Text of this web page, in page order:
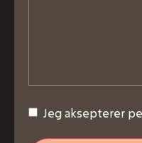
Consent*
Jeg aksepterer